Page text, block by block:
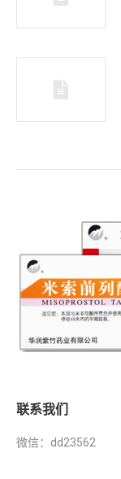
联系我们
微信：dd23562